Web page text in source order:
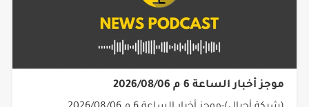
موجز أخبار الساعة 6 م 2026/08/06